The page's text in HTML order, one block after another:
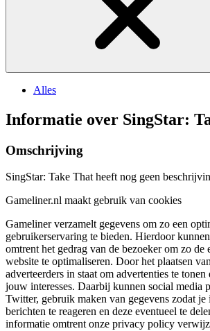
Alles
Informatie over SingStar:
Omschrijving
SingStar: Take That heeft nog geen
Gameliner.nl maakt gebruik van cookies
Gameliner verzamelt gegevens om zo een
gebruikerservaring te bieden. Hierdoor
omtrent het gedrag van de bezoeker om zo de
website te optimaliseren. Door het plaatsen
adverteerders in staat om advertenties te
jouw interesses. Daarbij kunnen social media
Twitter, gebruik maken van gegevens zodat je
berichten te reageren en deze eventueel te
informatie omtrent onze privacy policy